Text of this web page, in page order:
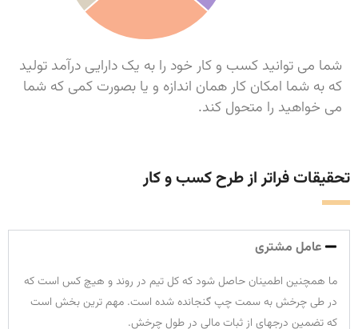
شما می توانید کسب و کار خود را به یک دارایی درآمد تولید
که به شما امکان کار همان اندازه و یا بصورت کمی که شما
می خواهید را متحول کند.
تحقیقات فراتر از طرح کسب و کار
عامل مشتری
ما همچنین اطمینان حاصل شود که کل تیم در روند و هیچ کس است که
در طی چرخش به سمت چپ گنجانده شده است. مهم ترین بخش است
که تضمین درجهای از ثبات مالی در طول چرخش.